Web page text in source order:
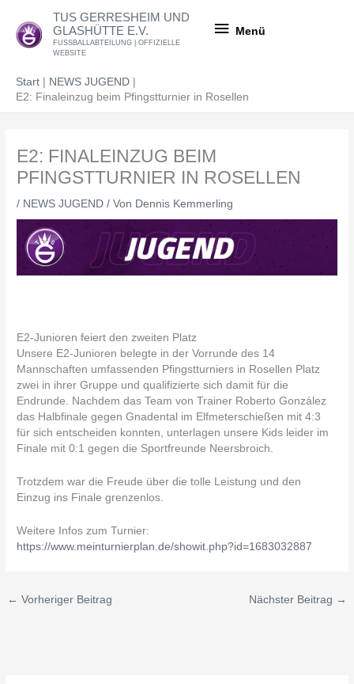
Inhalt
springen
TUS GERRESHEIM UND
GLASHÜTTE E.V.
FUSSBALLABTEILUNG | OFFIZIELLE
WEBSITE
Menü
Start
NEWS JUGEND
E2: Finaleinzug beim Pfingstturnier in Rosellen
E2: FINALEINZUG BEIM
PFINGSTTURNIER IN ROSELLEN
/ NEWS JUGEND / Von Dennis Kemmerling
E2-Junioren feiert den zweiten Platz
Unsere E2-Junioren belegte in der Vorrunde des 14
Mannschaften umfassenden Pfingstturniers in Rosellen Platz
zwei in ihrer Gruppe und qualifizierte sich damit für die
Endrunde. Nachdem das Team von Trainer Roberto González
das Halbfinale gegen Gnadental im Elfmeterschießen mit 4:3
für sich entscheiden konnten, unterlagen unsere Kids leider im
Finale mit 0:1 gegen die Sportfreunde Neersbroich.
Trotzdem war die Freude über die tolle Leistung und den
Einzug ins Finale grenzenlos.
Weitere Infos zum Turnier:
https://www.meinturnierplan.de/showit.php?id=1683032887
← Vorheriger Beitrag Nächster Beitrag →